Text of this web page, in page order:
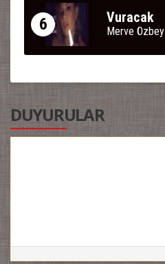
6 Vuracak
Merve Özbey
DUYURULAR